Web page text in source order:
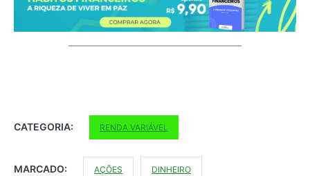
CATEGORIA: RENDA VARIÁVEL
MARCADO: AÇÕES DINHEIRO